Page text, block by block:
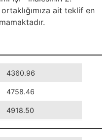
ait teklif en
4360.96
4758.46
4918.50